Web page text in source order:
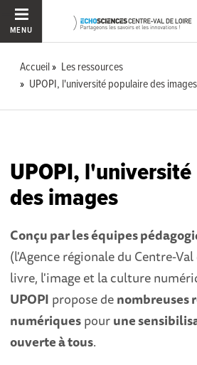
MENU
Accueil
Les ressources
UPOPI, l'université populaire des images
UPOPI,
des images
Conçu par les équipes
(l'Agence régionale du Centre-
livre, l'image et la culture
UPOPI propose denombreuses
numériquespourune
ouverte à tous.